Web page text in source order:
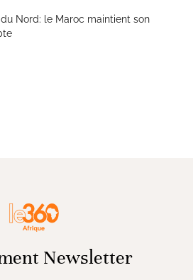
Nord: le Maroc maintient son
Newsletter